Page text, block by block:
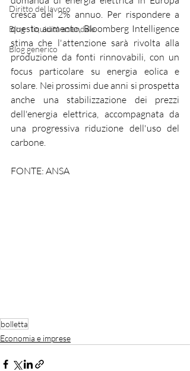
Diritto del lavoro
Blog - liquidità aziendale
Blog generico
cresca del 2% annuo. Per rispondere a
questo aumento, Bloomberg Intelligence
stima che l'attenzione sarà rivolta alla
produzione da fonti rinnovabili, con un
focus particolare su energia eolica e
solare. Nei prossimi due anni si prospetta
anche una stabilizzazione dei prezzi
dell'energia elettrica, accompagnata da
una progressiva riduzione dell'uso del
carbone.
FONTE: ANSA
bolletta
Economia e imprese